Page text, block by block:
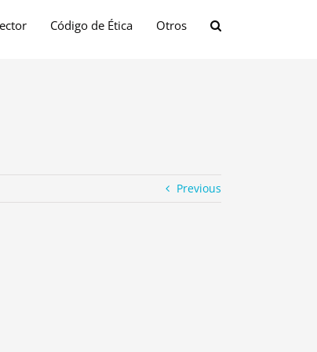
Código de Ética Otros
Previous